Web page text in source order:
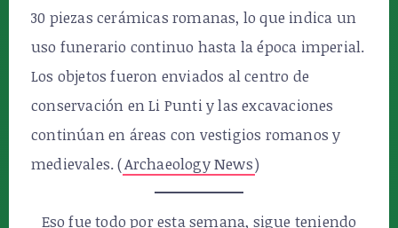
30 piezas cerámicas romanas, lo que indica un
uso funerario continuo hasta la época imperial.
Los objetos fueron enviados al centro de
conservación en Li Punti y las excavaciones
continúan en áreas con vestigios romanos y
medievales. (Archaeology News)
Eso fue todo por esta semana, sigue teniendo